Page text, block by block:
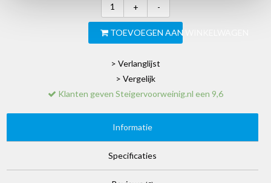
+ -
TOEVOEGEN AAN WINKELWAGEN
> Verlanglijst
> Vergelijk
Klanten geven Steigervoorweinig.nl een 9,6
Informatie
Specificaties